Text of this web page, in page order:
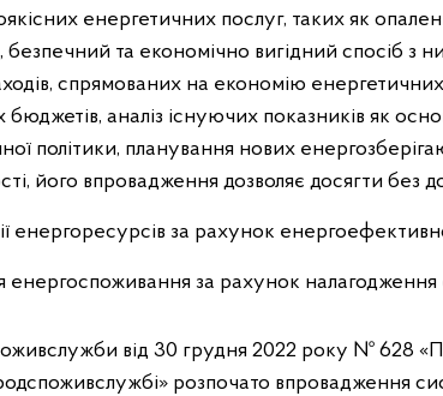
енергетичних послуг, таких як
та економічно вигідний спосіб
спрямованих на економію
аналіз існуючих показників як
політики, планування нових
його впровадження дозволяє досягти без
енергоресурсів за рахунок
за рахунок налагодження
від 30 грудня 2022 року № 628
розпочато впровадження